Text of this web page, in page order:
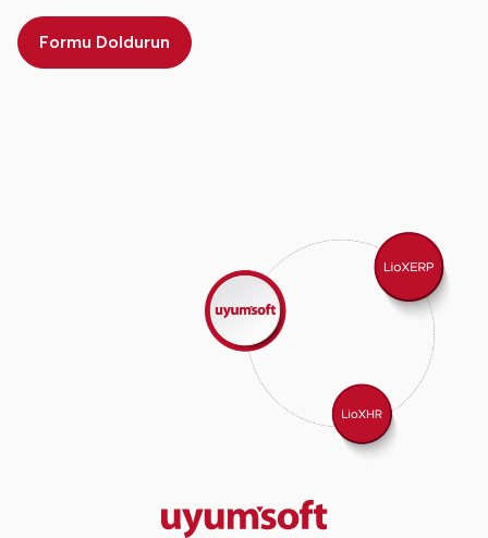
Formu Doldurun